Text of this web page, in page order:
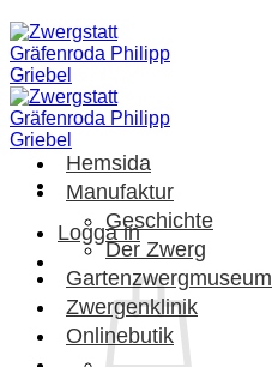
Skip
to
content
Logga in
Hemsida
Manufaktur
Geschichte
Der Zwerg
Gartenzwergmuseum
Zwergenklinik
Onlinebutik